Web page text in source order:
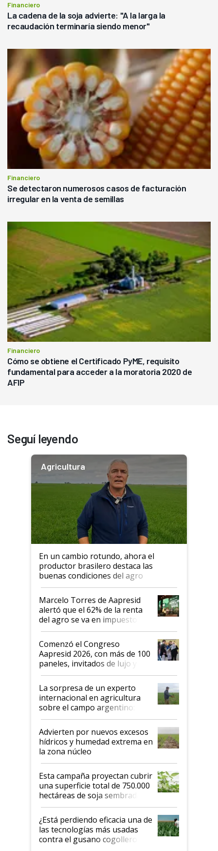
Financiero
La cadena de la soja advierte: "A la larga la
recaudación terminaría siendo menor"
Financiero
Se detectaron numerosos casos de facturación
irregular en la venta de semillas
Financiero
Cómo se obtiene el Certificado PyME, requisito
fundamental para acceder a la moratoria 2020 de
AFIP
Seguí leyendo
Agricultura
En un cambio rotundo, ahora el
productor brasilero destaca las
buenas condiciones del agro
argentino para invertir: "Los veo
más motivados"
Marcelo Torres de Aapresid
alertó que el 62% de la renta
del agro se va en impuestos:
"No es bueno que en
Argentina se sigan discutiendo
las mismas cosas de hace 50
años"
Comenzó el Congreso
Aapresid 2026, con más de 100
paneles, invitados de lujo y
todas las tendencias
La sorpresa de un experto
internacional en agricultura
sobre el campo argentino:
"Estoy muy impresionado"
Advierten por nuevos excesos
hídricos y humedad extrema en
la zona núcleo
Esta campaña proyectan cubrir
una superficie total de 750.000
hectáreas de soja sembradas
con una nueva generación de
variedades que marcan un
salto tecnológico en genética y
rendimiento
¿Está perdiendo eficacia una de
las tecnologías más usadas
contra el gusano cogollero? El